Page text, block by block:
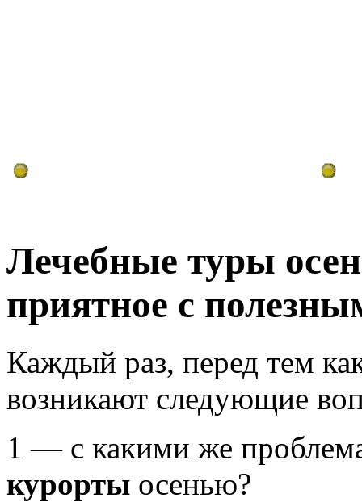
Лечебные туры
приятное с
Каждый раз, перед тем
возникают следующие
1 — с какими же
курорты осенью?